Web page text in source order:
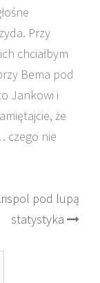
Przy
chciałbym
Bema pod
Jankowi i
że
czego nie
pod lupą
statystyka